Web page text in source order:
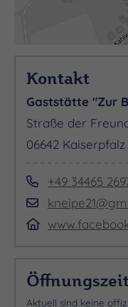
Kontakt
Gaststätte "Zur
Straße der
06642
+49 34465
Aktuell sind keine